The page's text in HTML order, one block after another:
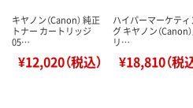
キヤノン（Canon） 純正
トナー カートリッジ
05…
¥12,020（税込）
ハイパーマーケティ
グ キヤノン（Canon
リ…
¥18,810（税